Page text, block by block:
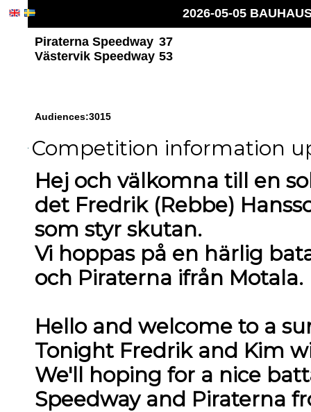
2026-05-05
Piraterna Speedway 37
Västervik Speedway 53
Audiences:3015
Competition information
Hej och välkomna till en
det Fredrik (Rebbe)
som styr skutan.
Vi hoppas på en härlig
och Piraterna ifrån Motala.
Hello and welcome to a
Tonight Fredrik and Kim
We'll hoping for a nice
Speedway and Piraterna